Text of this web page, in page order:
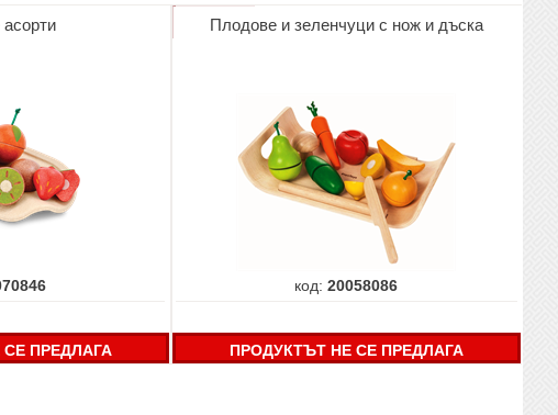
ПРЕДЛАГА
Плодове и зеленчуци с нож и дъска
код:20058086
ПРОДУКТЪТ НЕ СЕ ПРЕДЛАГА